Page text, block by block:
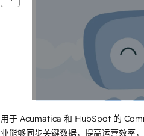
他
用于 Acumatica 和 HubSpot 的
业能够同步关键数据，提高运营效率